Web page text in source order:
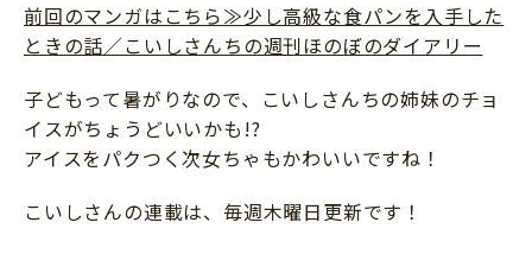
前回のマンガはこちら≫少し高級な食パンを入手した
ときの話／こいしさんちの週刊ほのぼのダイアリー
子どもって暑がりなので、こいしさんちの姉妹のチョ
イスがちょうどいいかも!?
アイスをパクつく次女ちゃもかわいいですね！
こいしさんの連載は、毎週木曜日更新です！